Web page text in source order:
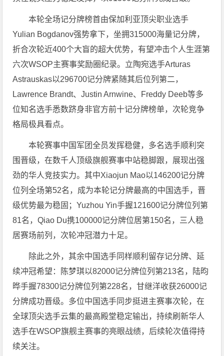
本轮全场记分牌榜首由保加利亚顶尖职业选手
Yulian Bogdanov强势拿下，坐拥315000海量记分牌，
折合次轮近400个大盲的超大优势，有望冲击个人生涯第
六次WSOP主赛事奖励圈纪录。立陶宛选手Arturas
Astrauskas以296700记分牌紧随其后位列第二，
Lawrence Brandt、Justin Arnwine、Freddy Deeb等多
位知名选手悉数跻身非官方前十记分牌榜单，次轮竞争
格局极具看点。
本轮赛事中国军团全员发挥稳健，多名选手顺利突
围晋级，在数千人顶级旗舰赛事中站稳脚跟，展现出强
劲的华人竞技实力。其中Xiaojun Mao以146200记分牌
位列全场第52名，成为本轮记分牌最高的中国选手，晋
级优势最为稳固；Yuzhou Yin手握121600记分牌位列第
81名，Qiao Du携100000记分牌位居第150名，三人稳
居赛场前列，次轮冲冠潜力十足。
除此之外，其余中国选手同样顺利留存记分牌、延
续冲冠希望：陈梦琪以82000记分牌位列第213名，陆昀
晔手握78300记分牌位列第228名，甘继洋收获26000记
分牌成功晋级。多位中国选手同步挺进主赛事次轮，在
全球顶尖选手云集的最高殿堂稳定输出，持续刷新华人
选手在WSOP旗舰主赛事的亮眼战绩，后续轮次值得持
续关注。